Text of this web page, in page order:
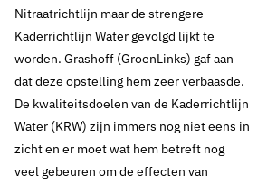
Nitraatrichtlijn maar de strengere
Kaderrichtlijn Water gevolgd lijkt te
worden. Grashoff (GroenLinks) gaf aan
dat deze opstelling hem zeer verbaasde.
De kwaliteitsdoelen van de Kaderrichtlijn
Water (KRW) zijn immers nog niet eens in
zicht en er moet wat hem betreft nog
veel gebeuren om de effecten van